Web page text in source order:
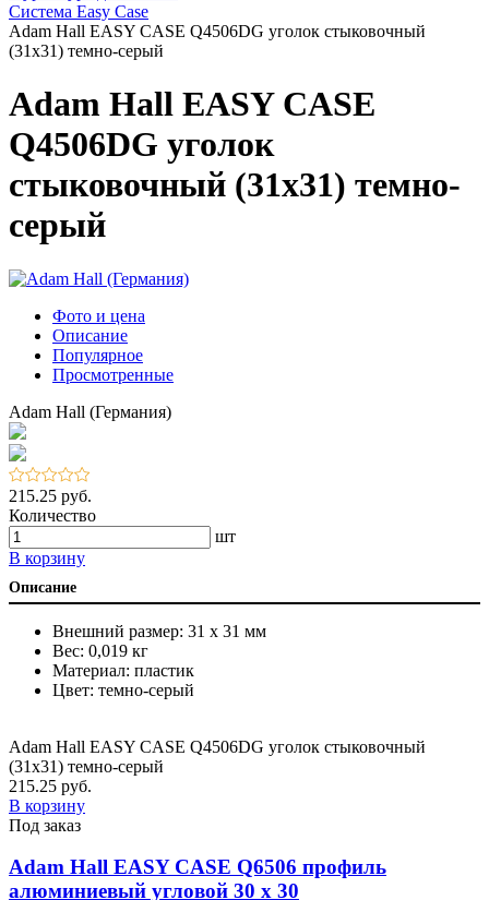
Система Easy Case
Adam Hall EASY CASE Q4506DG уголок стыковочный
(31х31) темно-серый
Adam Hall EASY CASE
Q4506DG уголок
стыковочный (31х31) темно-
серый
Фото и цена
Описание
Популярное
Просмотренные
Adam Hall (Германия)
215.25 руб.
Количество
шт
В корзину
Описание
Внешний размер: 31 х 31 мм
Вес: 0,019 кг
Материал: пластик
Цвет: темно-серый
Adam Hall EASY CASE Q4506DG уголок стыковочный
(31х31) темно-серый
215.25 руб.
В корзину
Под заказ
Adam Hall EASY CASE Q6506 профиль
алюминиевый угловой 30 х 30